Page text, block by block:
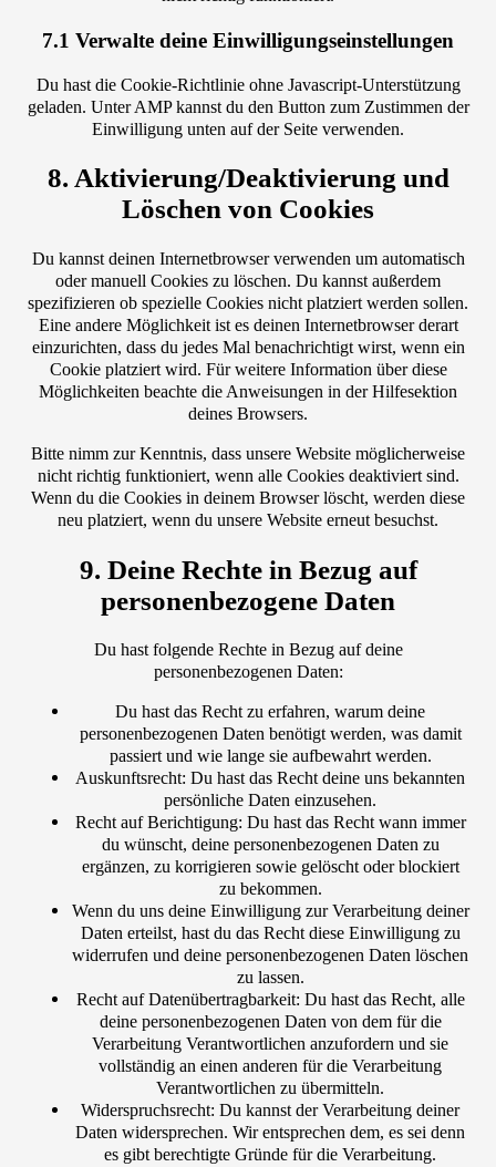
7.1 Verwalte deine Einwilligungseinstellungen
Du hast die Cookie-Richtlinie ohne Javascript-Unterstützung
geladen. Unter AMP kannst du den Button zum Zustimmen der
Einwilligung unten auf der Seite verwenden.
8. Aktivierung/Deaktivierung und
Löschen von Cookies
Du kannst deinen Internetbrowser verwenden um automatisch
oder manuell Cookies zu löschen. Du kannst außerdem
spezifizieren ob spezielle Cookies nicht platziert werden sollen.
Eine andere Möglichkeit ist es deinen Internetbrowser derart
einzurichten, dass du jedes Mal benachrichtigt wirst, wenn ein
Cookie platziert wird. Für weitere Information über diese
Möglichkeiten beachte die Anweisungen in der Hilfesektion
deines Browsers.
Bitte nimm zur Kenntnis, dass unsere Website möglicherweise
nicht richtig funktioniert, wenn alle Cookies deaktiviert sind.
Wenn du die Cookies in deinem Browser löscht, werden diese
neu platziert, wenn du unsere Website erneut besuchst.
9. Deine Rechte in Bezug auf
personenbezogene Daten
Du hast folgende Rechte in Bezug auf deine
personenbezogenen Daten:
Du hast das Recht zu erfahren, warum deine
personenbezogenen Daten benötigt werden, was damit
passiert und wie lange sie aufbewahrt werden.
Auskunftsrecht: Du hast das Recht deine uns bekannten
persönliche Daten einzusehen.
Recht auf Berichtigung: Du hast das Recht wann immer
du wünscht, deine personenbezogenen Daten zu
ergänzen, zu korrigieren sowie gelöscht oder blockiert
zu bekommen.
Wenn du uns deine Einwilligung zur Verarbeitung deiner
Daten erteilst, hast du das Recht diese Einwilligung zu
widerrufen und deine personenbezogenen Daten löschen
zu lassen.
Recht auf Datenübertragbarkeit: Du hast das Recht, alle
deine personenbezogenen Daten von dem für die
Verarbeitung Verantwortlichen anzufordern und sie
vollständig an einen anderen für die Verarbeitung
Verantwortlichen zu übermitteln.
Widerspruchsrecht: Du kannst der Verarbeitung deiner
Daten widersprechen. Wir entsprechen dem, es sei denn
es gibt berechtigte Gründe für die Verarbeitung.